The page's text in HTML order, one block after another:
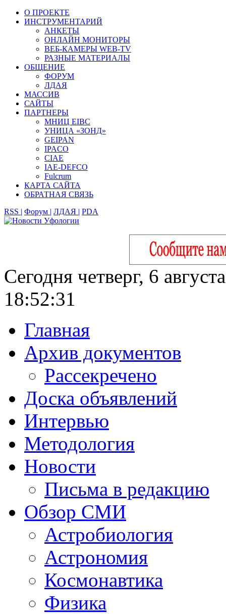
О ПРОЕКТЕ
ИНСТРУМЕНТАРИЙ
АНКЕТЫ
ОНЛАЙН МОНИТОРЫ
ВЕБ-КАМЕРЫ WEB-TV
РАЗНЫЕ МАТЕРИАЛЫ
ОБЩЕНИЕ
ФОРУМ
ЛДАЯ
МАССИВ
САЙТЫ
ПАРТНЕРЫ
МНИЦ EIBC
УНИЦА «ЗОНД»
GEIPAN
IPACO
CIAE
IAE-DEFCO
Fulcrum
КАРТА САЙТА
ОБРАТНАЯ СВЯЗЬ
RSS | Форум | ЛДАЯ | PDA
Сегодня четверг, 6
18:52:32
Главная
Архив документов
Рассекречено
Доска объявлений
Интервью
Методология
Новости
Письма в редакцию
Обзор СМИ
Астробиология
Астрономия
Космонавтика
Физика